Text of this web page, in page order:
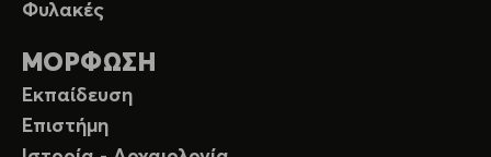
Φυλακές
ΜΟΡΦΩΣΗ
Εκπαίδευση
Επιστήμη